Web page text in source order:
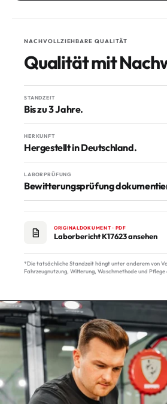
NACHVOLLZIEHBARE QUALITÄT
Qualität mit
STANDZEIT
Bis zu 3 Jahre.
HERKUNFT
Hergestellt in Deutschland.
LABORPRÜFUNG
Bewitterungsprüfung
ORIGINALDOKUMENT · PDF
Laborbericht K17623 ansehen
*Die tatsächliche Standzeit hängt unter anderem von
Fahrzeugnutzung, Witterung, Waschmethode und Pflege